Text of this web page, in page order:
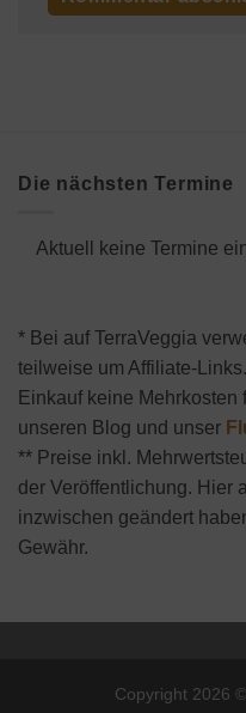
Die nächsten Termine
Aktuell keine Termine
* Bei auf TerraVeggia
teilweise um Affiliate-
Einkauf keine Mehrkosten
unseren Blog und unser
** Preise inkl.
der Veröffentlichung. Hier
inzwischen geändert
Gewähr.
Copyright 2026